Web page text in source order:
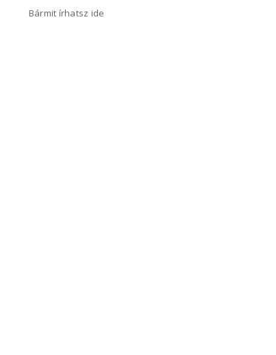
Bármit írhatsz ide